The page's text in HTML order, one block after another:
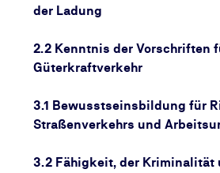
der Ladung
2.2 Kenntnis der Vorschriften
Güterkraftverkehr
3.1 Bewusstseinsbildung für
Straßenverkehrs und
3.2 Fähigkeit, der Kriminalität